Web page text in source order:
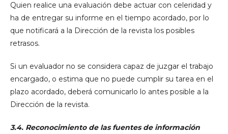
Quien realice una evaluación debe actuar con celeridad y
ha de entregar su informe en el tiempo acordado, por lo
que notificará a la Dirección de la revista los posibles
retrasos.
Si un evaluador no se considera capaz de juzgar el trabajo
encargado, o estima que no puede cumplir su tarea en el
plazo acordado, deberá comunicarlo lo antes posible a la
Dirección de la revista.
3.4. Reconocimiento de las fuentes de información